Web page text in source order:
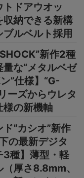
トドアウオッ
収納できる新構
ルベルト採用
新作2種
量な“メタルベゼ
”仕様】“G-
ーズからウレタ
様の新機軸
ド“カシオ”新作
の最新デジタ
3種】薄型・軽
厚さ8.8mm、